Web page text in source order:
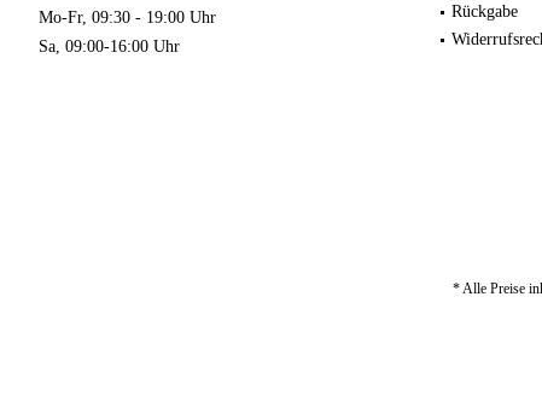
Mo-Fr, 09:30 - 19:00 Uhr
Sa, 09:00-16:00 Uhr
Rückgabe
* Alle Preise